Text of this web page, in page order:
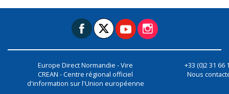
Europe Direct Normandie - Vire
CREAN - Centre régional officiel
d'information sur l'Union européenne
+33 (0)2 31 66
Nous